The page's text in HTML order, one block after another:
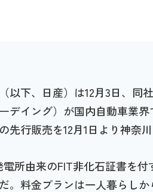
以下、日産）は12月3日、
デイング）が国内自動車業
先行販売を12月1日より神奈
所由来のFIT非化石証書を
。料金プランは一人暮らし